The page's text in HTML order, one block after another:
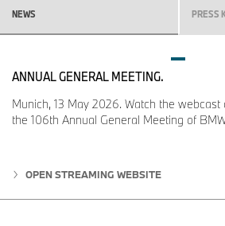
NEWS PRESS
ANNUAL GENERAL MEETING.
Munich, 13 May 2026. Watch the
the 106th Annual General Meeting of
OPEN STREAMING WEBSITE